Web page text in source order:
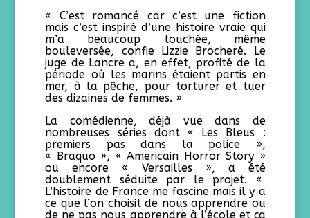
« C’est romancé car c’est une fiction
mais c’est inspiré d’une histoire vraie qui
m’a beaucoup touchée, même
bouleversée, confie Lizzie Brocheré. Le
juge de Lancre a, en effet, profité de la
période où les marins étaient partis en
mer, à la pêche, pour torturer et tuer
des dizaines de femmes. »
La comédienne, déjà vue dans de
nombreuses séries dont « Les Bleus :
premiers pas dans la police »,
« Braquo », « Americain Horror Story »
ou encore « Versailles », a été
doublement séduite par le projet. «
L’histoire de France me fascine mais il y a
ce que l’on choisit de nous apprendre ou
de ne pas nous apprendre à l’école et ça